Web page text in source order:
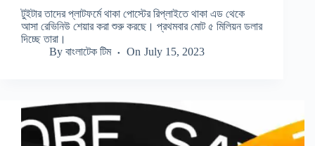
টুইটার তাদের প্লাটফর্মে থাকা পোস্টের রিপ্লাইতে থাকা এড থেকে
আসা রেভিনিউ শেয়ার করা শুরু করছে। প্রথমবার মোট ৫ মিলিয়ন ডলার
দিচ্ছে তারা।
By বাংলাটেক টিম On July 15, 2023